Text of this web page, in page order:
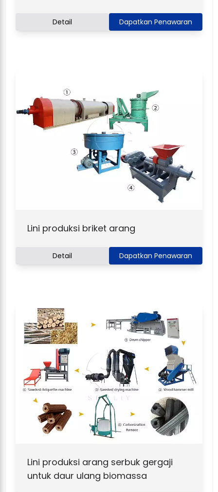
Detail Dapatkan Penawaran
Lini produksi briket arang
Detail Dapatkan Penawaran
Lini produksi arang serbuk gergaji
untuk daur ulang biomassa